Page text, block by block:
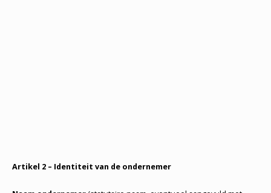
Artikel 2 – Identiteit van de ondernemer